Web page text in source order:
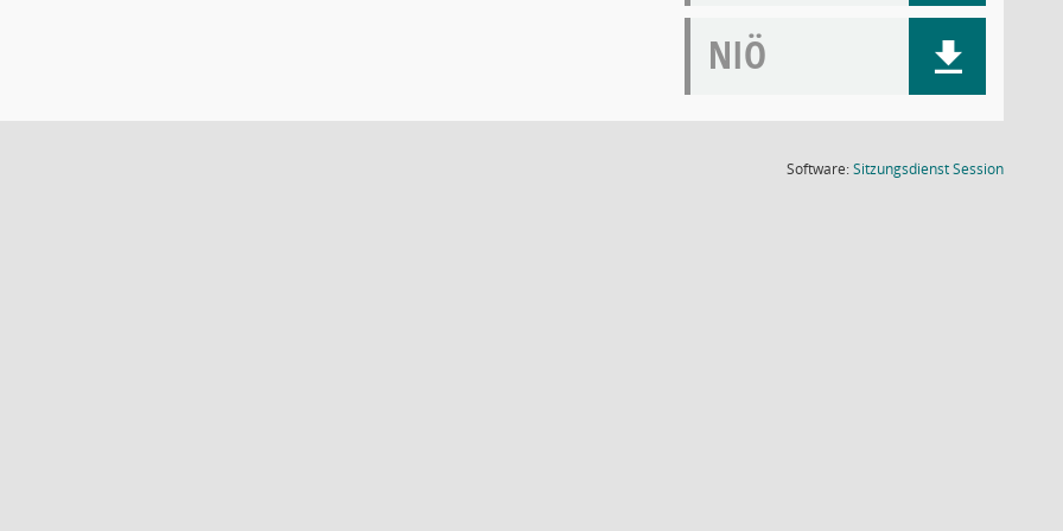
NIÖ
Software:SitzungsdienstSession(Wird in